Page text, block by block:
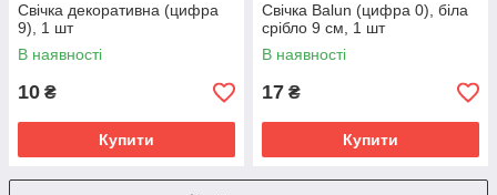
Свічка декоративна (цифра
9), 1 шт
В наявності
10 ₴
Купити
Свічка Balun (цифра 0), біла
срібло 9 см, 1 шт
В наявності
17 ₴
Купити